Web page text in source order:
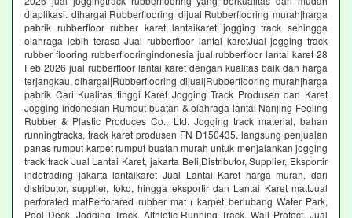
diaplikasi. dihargai|Rubberflooring dijual|Rubberflooring murah|harga
pabrik rubberfloor rubber karet lantaikaret jogging track sehingga
olahraga lebih terasa Jual rubberfloor lantai karetJual jogging track
rubber flooring rubberflooringindonesia jual rubberfloor lantai karet 28
Feb 2026 jual rubberfloor lantai karet dengan kualitas baik dan harga
terjangkau, dihargai|Rubberflooring dijual|Rubberflooring murah|harga
pabrik Cari Kualitas tinggi Karet Jogging Track Produsen dan Karet
Jogging indonesian Rumput buatan & olahraga lantai Nanjing Feeling
Rubber & Plastic Produces Co., Ltd. Jogging track material, bahan
runningtracks, track karet produsen FN D150435. langsung penjualan
panas rumput karpet rumput buatan murah untuk menjalankan jogging
track track Jual Lantai Karet, jakarta Beli,Distributor, Supplier, Eksportir
indotrading jakarta lantaikaret Jual Lantai Karet harga murah, dari
distributor, supplier, toko, hingga eksportir dan Lantai Karet mattJual
perforated matPerforared rubber mat ( karpet berlubang Water Park,
Pool Deck, Jogging Track, Althletic Running Track, Wall Protect, Jual